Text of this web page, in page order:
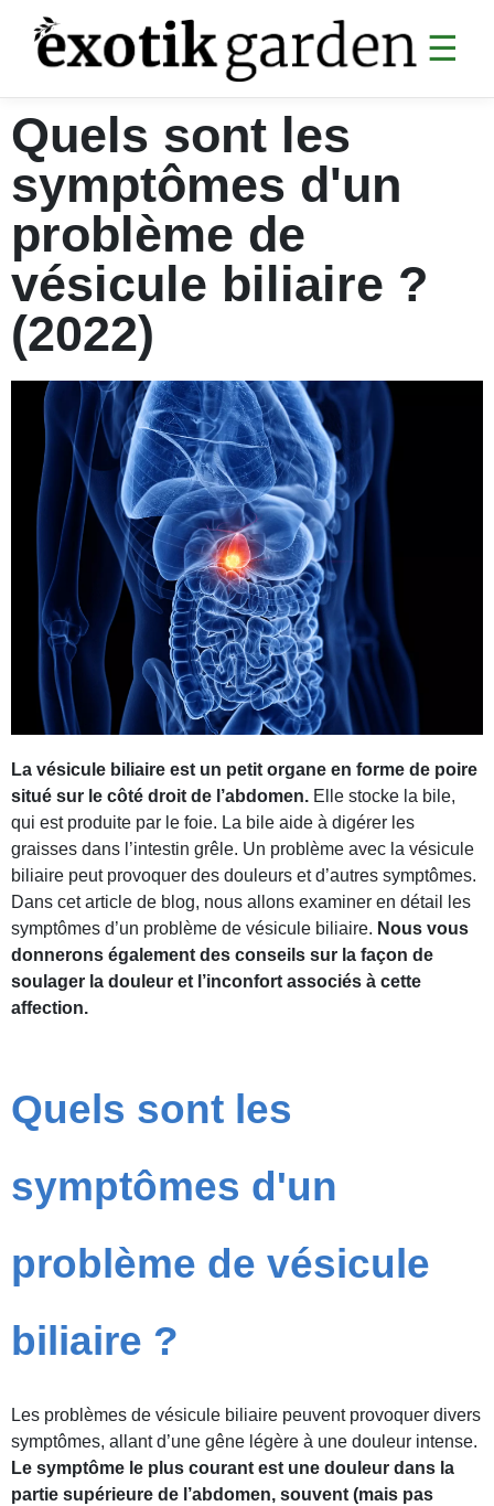
☰
SANTÉ
Digestion
Articulations
Analyses sanguines
Sommeil & CBD
Cardiovasculaire
Divers santé
MINCEUR
MASCULINE
FÉMININE
BEAUTÉ
JARDIN
TOUS NOS ARTICLES
Quels sont les
symptômes d'un
problème de
vésicule biliaire ?
(2022)
La vésicule biliaire est un petit organe en forme de poire
situé sur le côté droit de l’abdomen. Elle stocke la bile,
qui est produite par le foie. La bile aide à digérer les
graisses dans l’intestin grêle. Un problème avec la vésicule
biliaire peut provoquer des douleurs et d’autres symptômes.
Dans cet article de blog, nous allons examiner en détail les
symptômes d’un problème de vésicule biliaire. Nous vous
donnerons également des conseils sur la façon de
soulager la douleur et l’inconfort associés à cette
affection.
Quels sont les
symptômes d'un
problème de vésicule
biliaire ?
Les problèmes de vésicule biliaire peuvent provoquer divers
symptômes, allant d’une gêne légère à une douleur intense.
Le symptôme le plus courant est une douleur dans la
partie supérieure de l’abdomen, souvent (mais pas